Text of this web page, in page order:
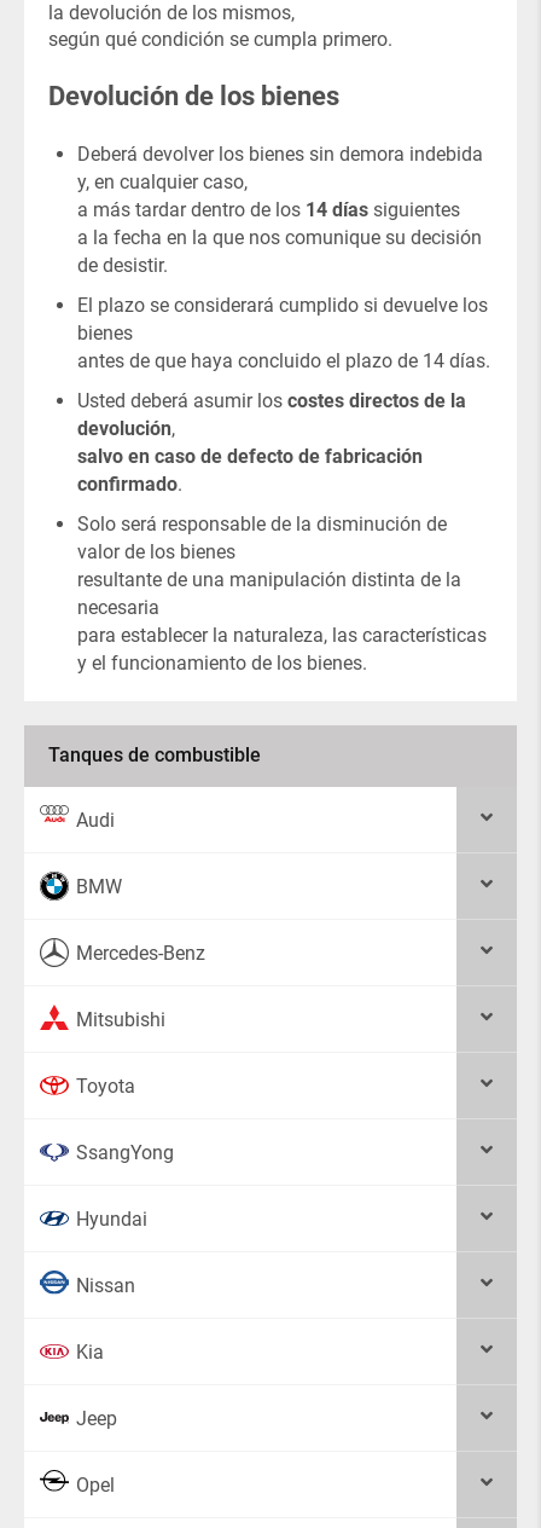
Tanques de combustible
Audi
BMW
Mercedes-Benz
Mitsubishi
Toyota
SsangYong
Hyundai
Nissan
Kia
Jeep
Opel
la devolución de los mismos,
según qué condición se cumpla primero.
Devolución de los bienes
Deberá devolver los bienes sin demora indebida
y, en cualquier caso,
a más tardar dentro de los 14 días siguientes
a la fecha en la que nos comunique su decisión
de desistir.
El plazo se considerará cumplido si devuelve los
bienes
antes de que haya concluido el plazo de 14 días.
Usted deberá asumir los costes directos de la
devolución,
salvo en caso de defecto de fabricación
confirmado.
Solo será responsable de la disminución de
valor de los bienes
resultante de una manipulación distinta de la
necesaria
para establecer la naturaleza, las características
y el funcionamiento de los bienes.